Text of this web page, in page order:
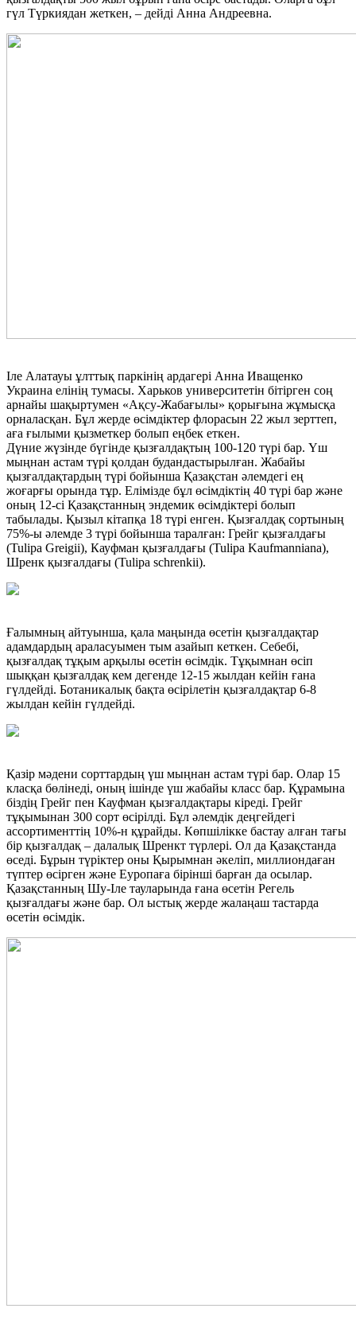
гүл Түркиядан жеткен, – дейді Анна Андреевна.
Іле Алатауы ұлттық паркінің ардагері Анна Иващенко
Украина елінің тумасы. Харьков университетін бітірген соң
арнайы шақыртумен «Ақсу-Жабағылы» қорығына жұмысқа
орналасқан. Бұл жерде өсімдіктер флорасын 22 жыл зерттеп,
аға ғылыми қызметкер болып еңбек еткен.
Дүние жүзінде бүгінде қызғалдақтың 100-120 түрі бар. Үш
мыңнан астам түрі қолдан будандастырылған. Жабайы
қызғалдақтардың түрі бойынша Қазақстан әлемдегі ең
жоғарғы орында тұр. Елімізде бұл өсімдіктің 40 түрі бар және
оның 12-сі Қазақстанның эндемик өсімдіктері болып
табылады. Қызыл кітапқа 18 түрі енген. Қызғалдақ сортының
75%-ы әлемде 3 түрі бойынша таралған: Грейг қызғалдағы
(Tulipa Greigii), Кауфман қызғалдағы (Tulipa Kaufmanniana),
Шренк қызғалдағы (Tulipa schrenkii).
Ғалымның айтуынша, қала маңында өсетін қызғалдақтар
адамдардың араласуымен тым азайып кеткен. Себебі,
қызғалдақ тұқым арқылы өсетін өсімдік. Тұқымнан өсіп
шыққан қызғалдақ кем дегенде 12-15 жылдан кейін ғана
гүлдейді. Ботаникалық бақта өсірілетін қызғалдақтар 6-8
жылдан кейін гүлдейді.
Қазір мәдени сорттардың үш мыңнан астам түрі бар. Олар 15
класқа бөлінеді, оның ішінде үш жабайы класс бар. Құрамына
біздің Грейг пен Кауфман қызғалдақтары кіреді. Грейг
тұқымынан 300 сорт өсірілді. Бұл әлемдік деңгейдегі
ассортименттің 10%-н құрайды. Көпшілікке бастау алған тағы
бір қызғалдақ – далалық Шренкт түрлері. Ол да Қазақстанда
өседі. Бұрын түріктер оны Қырымнан әкеліп, миллиондаған
түптер өсірген және Еуропаға бірінші барған да осылар.
Қазақстанның Шу-Іле тауларында ғана өсетін Регель
қызғалдағы және бар. Ол ыстық жерде жалаңаш тастарда
өсетін өсімдік.